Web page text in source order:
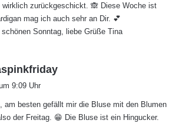
t
:
wirklich zurückgeschickt. 🙈 Diese Woche ist
mag ich auch sehr an Dir. 💕
schönen Sonntag, liebe Grüße Tina
t
:
9:09 Uhr
am besten gefällt mir die Bluse mit den Blumen
der Freitag. 😁 Die Bluse ist ein Hingucker.